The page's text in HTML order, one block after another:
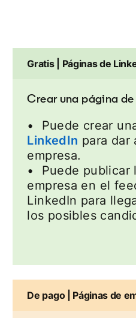
Gratis | Páginas de
Crear una página
• Puede crear
LinkedIn opens in
para dar
empresa.
• Puede publicar
empresa en el
LinkedIn para
los posibles
De pago | Páginas de